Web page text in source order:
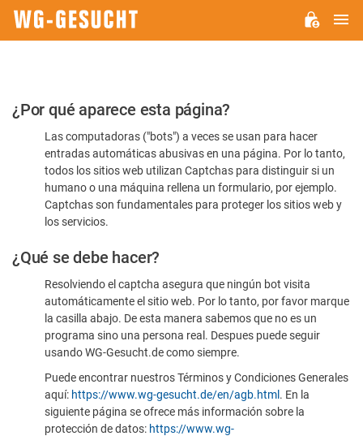
Por
favor,
confirme
humano
¿Por qué aparece esta página?
Las computadoras ("bots") a veces se usan para hacer
entradas automáticas abusivas en una página. Por lo tanto,
todos los sitios web utilizan Captchas para distinguir si un
humano o una máquina rellena un formulario, por ejemplo.
Captchas son fundamentales para proteger los sitios web y
los servicios.
¿Qué se debe hacer?
Resolviendo el captcha asegura que ningún bot visita
automáticamente el sitio web. Por lo tanto, por favor marque
la casilla abajo. De esta manera sabemos que no es un
programa sino una persona real. Despues puede seguir
usando WG-Gesucht.de como siempre.
Puede encontrar nuestros Términos y Condiciones Generales
aquí: https://www.wg-gesucht.de/en/agb.html . En la
siguiente página se ofrece más información sobre la
protección de datos: https://www.wg-